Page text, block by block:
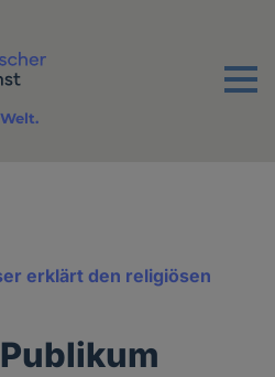
Menu
erklärt den religiösen